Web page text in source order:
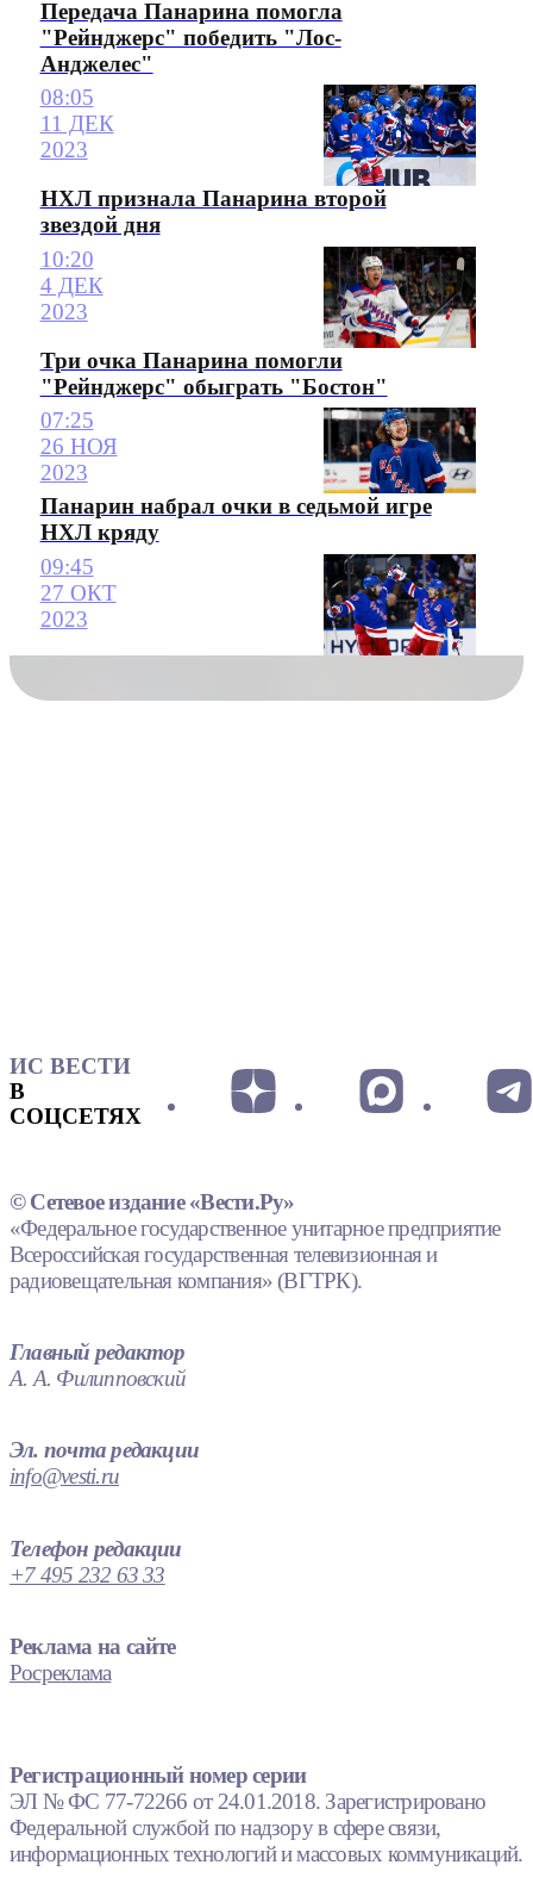
Передача Панарина помогла
"Рейнджерс" победить "Лос-
Анджелес"
08:05
11 ДЕК
2023
НХЛ признала Панарина второй
звездой дня
10:20
4 ДЕК
2023
Три очка Панарина помогли
"Рейнджерс" обыграть "Бостон"
07:25
26 НОЯ
2023
Панарин набрал очки в седьмой игре
НХЛ кряду
09:45
27 ОКТ
2023
ИС ВЕСТИ
В
СОЦСЕТЯХ
© Сетевое издание «Вести.Ру»
«Федеральное государственное унитарное предприятие
Всероссийская государственная телевизионная и
радиовещательная компания» (ВГТРК).
Главный редактор
А. А. Филипповский
Эл. почта редакции
info@vesti.ru
Телефон редакции
+7 495 232 63 33
Реклама на сайте
Росреклама
Регистрационный номер серии
ЭЛ № ФС 77-72266 от 24.01.2018. Зарегистрировано
Федеральной службой по надзору в сфере связи,
информационных технологий и массовых коммуникаций.